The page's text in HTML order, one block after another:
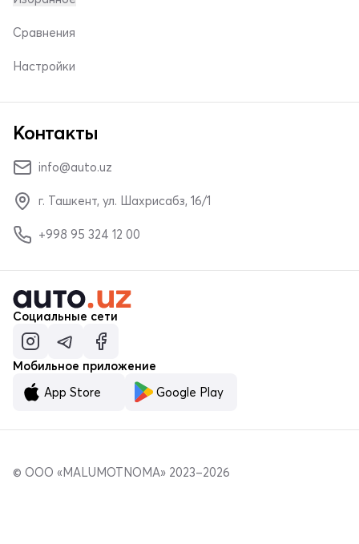
Сравнения
Настройки
Контакты
info@auto.uz
г. Ташкент, ул. Шахрисабз, 16/1
+998 95 324 12 00
Социальные сети
Мобильное приложение
App Store
Google Play
© ООО «MALUMOTNOMA» 2023–2026